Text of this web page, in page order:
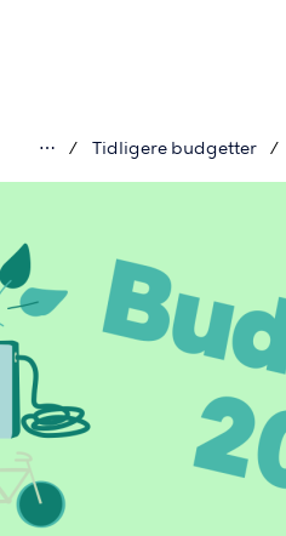
Du
her
⋯ Tidligere budgetter